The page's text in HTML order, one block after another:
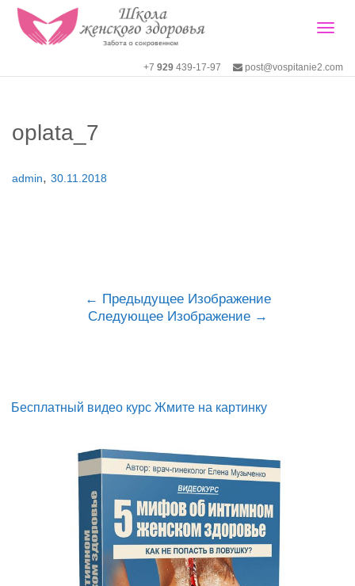
+7 929 439-17-97 post@vospitanie2.com
oplata_7
admin, 30.11.2018
Предыдущее Изображение
Следующее Изображение
Бесплатный видео курс Жмите на картинку